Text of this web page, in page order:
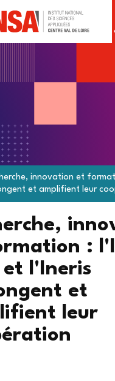
innovation et
et amplifient leur
:
et l'Ineris
et
leur